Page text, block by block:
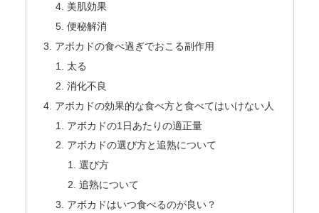
美肌効果
便秘解消
アボカドの食べ過ぎでおこる副作用
太る
消化不良
アボカドの効果的な食べ方と食べてはいけない人
アボカドの1日あたりの適正量
アボカドの選び方と追熟について
選び方
追熟について
アボカドはいつ食べるのが良い？